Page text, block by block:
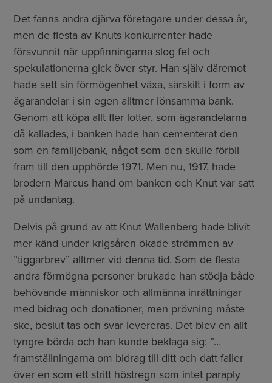
Det fanns andra djärva företagare under dessa år,
men de flesta av Knuts konkurrenter hade
försvunnit när uppfinningarna slog fel och
spekulationerna gick över styr. Han själv däremot
hade sett sin förmögenhet växa, särskilt i form av
ägarandelar i sin egen alltmer lönsamma bank.
Genom att köpa allt fler lotter, som ägarandelarna
då kallades, i banken hade han cementerat den
som en familjebank, något som den skulle förbli
fram till den upphörde 1971. Men nu, 1917, hade
brodern Marcus hand om banken och Knut var satt
på undantag.
Delvis på grund av att Knut Wallenberg hade blivit
mer känd under krigsåren ökade strömmen av
”tiggarbrev” alltmer vid denna tid. Som de flesta
andra förmögna personer brukade han stödja både
behövande människor och allmänna inrättningar
med bidrag och donationer, men prövning måste
ske, beslut tas och svar levereras. Det blev en allt
tyngre börda och han kunde beklaga sig: ”…
framställningarna om bidrag till ditt och datt faller
över en som ett stritt höstregn som intet paraply